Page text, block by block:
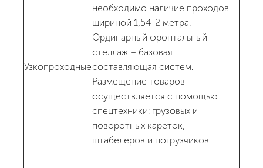
Узкопроходные
необходимо наличие проходов
шириной 1,54-2 метра.
Ординарный фронтальный
стеллаж – базовая
составляющая систем.
Размещение товаров
осуществляется с помощью
спецтехники: грузовых и
поворотных кареток,
штабелеров и погрузчиков.